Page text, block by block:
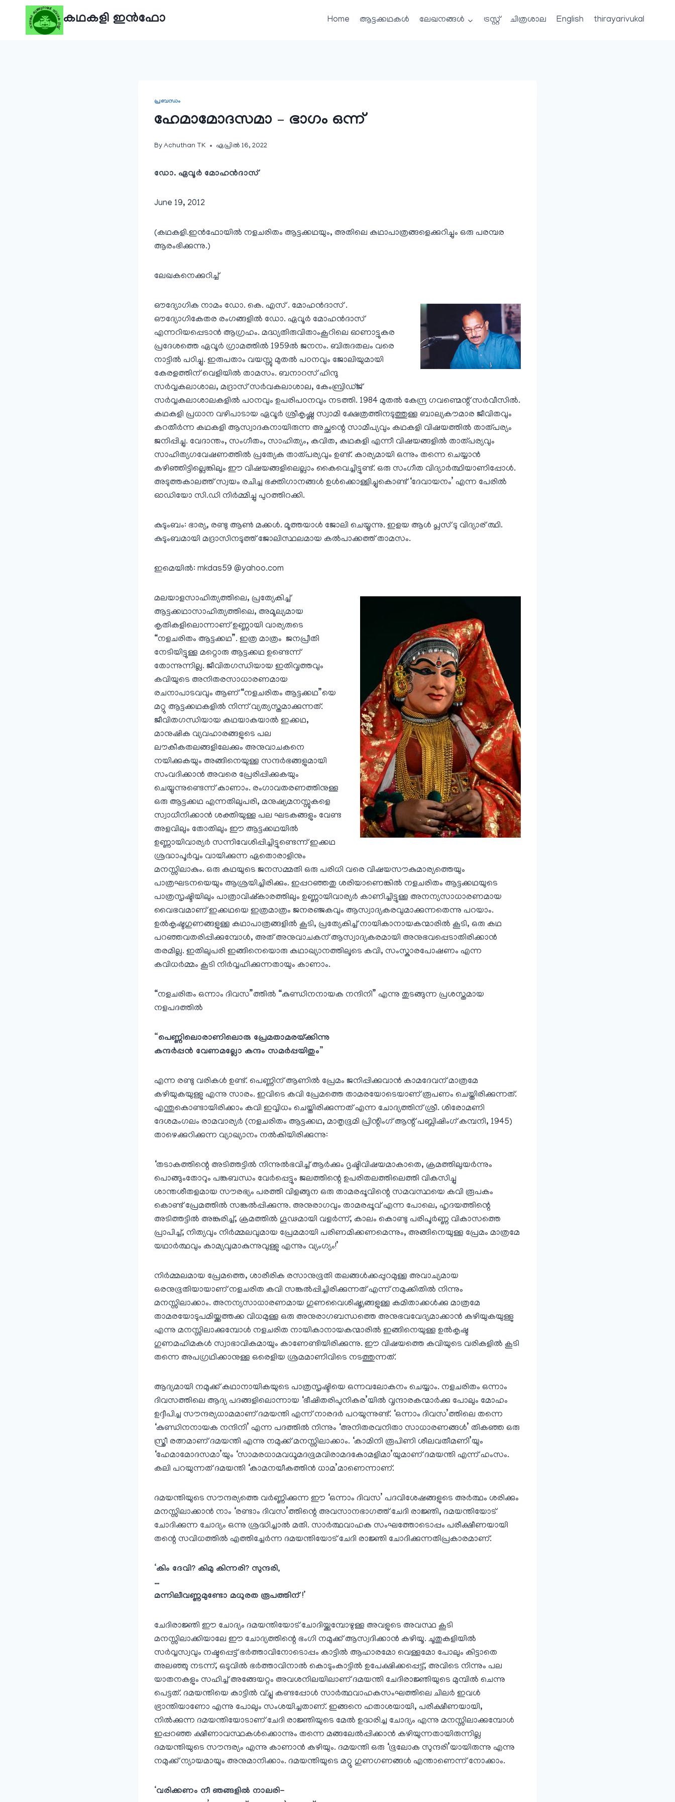
content
കഥകളി ഇൻഫോ Home ആട്ടക്കഥകൾ ലേഖനങ്ങൾ ട്രസ്റ്റ് ചിത്രശാല English thirayarivukal
പ്രബന്ധം
ഹേമാമോദസമാ – ഭാഗം ഒന്ന്
By Achuthan TK ഏപ്രിൽ 16, 2022
ഡോ. ഏവൂർ മോഹൻദാസ്‌
June 19, 2012
(കഥകളി.ഇന്‍ഫോയില്‍ നളചരിതം ആട്ടക്കഥയും, അതിലെ കഥാപാത്രങ്ങളെക്കുറിച്ചും ഒരു പരമ്പര
ആരംഭിക്കുന്നു.)
ലേഖകനെക്കുറിച്ച്
ഔദ്യോഗിക നാമം ഡോ. കെ. എസ്‌ . മോഹന്‍ദാസ്‌ .
ഔദ്യോഗികേതര രംഗങ്ങളില്‍ ഡോ. ഏവൂര്‍ മോഹന്‍ദാസ്‌
എന്നറിയപ്പെടാന്‍ ആഗ്രഹം. മദ്ധ്യതിരുവിതാംകൂറിലെ ഓണാട്ടുകര
പ്രദേശത്തെ ഏവൂര്‍ ഗ്രാമത്തില്‍ 1959ല്‍ ജനനം. ബിരുദതലം വരെ
നാട്ടില്‍ പഠിച്ചു. ഇരുപതാം വയസ്സു മുതല്‍ പഠനവും ജോലിയുമായി
കേരളത്തിന്‌ വെളിയില്‍ താമസം. ബനാറസ്‌ ഹിന്ദു
സര്‍വ്വകലാശാല, മദ്രാസ്‌ സര്‍വകലാശാല, കേംബ്രിഡ്ജ്‌
സര്‍വ്വകലാശാലകളില്‍ പഠനവും ഉപരിപഠനവും നടത്തി. 1984 മുതല്‍ കേന്ദ്ര ഗവണ്മെന്റ് സർവീസിൽ.
കഥകളി പ്രധാന വഴിപാടായ ഏവൂര്‍ ശ്രീകൃഷ്ണ സ്വാമി ക്ഷേത്രത്തിനടുത്തുള്ള ബാല്യകൗമാര ജീവിതവും
കറതീര്‍ന്ന കഥകളി ആസ്വാദകനായിരുന്ന അച്ഛന്റെ സാമീപ്യവും കഥകളി വിഷയത്തില്‍ താത്പര്യം
ജനിപ്പിച്ചു. വേദാന്തം, സംഗീതം, സാഹിത്യം, കവിത, കഥകളി എന്നീ വിഷയങ്ങളില്‍ താത്പര്യവും
സാഹിത്യഗവേഷണത്തില്‍ പ്രത്യേക താത്പര്യവും ഉണ്ട്‌. കാര്യമായി ഒന്നും തന്നെ ചെയ്യാന്‍
കഴിഞ്ഞിട്ടില്ലെങ്കിലും ഈ വിഷയങ്ങളിലെല്ലാം കൈവെച്ചിട്ടുണ്ട്‌. ഒരു സംഗീത വിദ്യാര്‍ത്ഥിയാണിപ്പോള്‍.
അടുത്തകാലത്ത്‌ സ്വയം രചിച്ച ഭക്തിഗാനങ്ങള്‍ ഉള്‍ക്കൊള്ളിച്ചുകൊണ്ട്‌ ‘ദേവായനം’ എന്ന പേരില്‍
ഓഡിയോ സി.ഡി നിര്‍മ്മിച്ചു പുറത്തിറക്കി.
കുടുംബം: ഭാര്യ, രണ്ടു ആണ്‍ മക്കള്‍. മൂത്തയാള്‍ ജോലി ചെയ്യുന്നു. ഇളയ ആള്‍ പ്ലസ്‌ ടു വിദ്യാര്‌ ത്ഥി.
കുടുംബമായി മദ്രാസിനടുത്ത്‌ ജോലിസ്ഥലമായ കല്‍പാക്കത്ത്‌ താമസം.
ഇമെയില്‍: mkdas59 @yahoo.com
മലയാളസാഹിത്യത്തിലെ, പ്രത്യേകിച്ച്‌
ആട്ടക്കഥാസാഹിത്യത്തിലെ, അമൂല്യമായ
കൃതികളിലൊന്നാണ്‌ ഉണ്ണായി വാര്യരുടെ
“നളചരിതം ആട്ടക്കഥ”. ഇത്ര മാത്രം ജനപ്രീതി
നേടിയിട്ടുള്ള മറ്റൊരു ആട്ടക്കഥ ഉണ്ടെന്ന്‌
തോന്നുന്നില്ല. ജീവിതഗന്ധിയായ ഇതിവൃത്തവും
കവിയുടെ അനിതരസാധാരണമായ
രചനാപാടവവും ആണ്‌ “നളചരിതം ആട്ടക്കഥ”യെ
മറ്റു ആട്ടക്കഥകളില്‍ നിന്ന്‌ വ്യത്യസ്തമാക്കുന്നത്‌.
ജീവിതഗന്ധിയായ കഥയാകയാല്‍ ഇക്കഥ,
മാനുഷിക വ്യവഹാരങ്ങളുടെ പല
ലൗകീകതലങ്ങളിലേക്കും അനുവാചകനെ
നയിക്കുകയും അങ്ങിനെയുള്ള സന്ദര്‍ഭങ്ങളുമായി
സംവദിക്കാന്‍ അവരെ പ്രേരിപ്പിക്കുകയും
ചെയ്യുന്നുണ്ടെന്ന്‌ കാണാം. രംഗാവതരണത്തിനുള്ള
ഒരു ആട്ടക്കഥ എന്നതിലുപരി, മനുഷ്യമനസ്സുകളെ
സ്വാധീനിക്കാന്‍ ശക്തിയുള്ള പല ഘടകങ്ങളും വേണ്ട
അളവിലും തോതിലും ഈ ആട്ടക്കഥയില്‍
ഉണ്ണായിവാര്യര്‍ സന്നിവേശിപ്പിച്ചിട്ടുണ്ടെന്ന് ഇക്കഥ
ശ്രദ്ധാപൂര്‍വ്വം വായിക്കുന്ന ഏതൊരാളിനും
മനസ്സിലാകും. ഒരു കഥയുടെ ജനസമ്മതി ഒരു പരിധി വരെ വിഷയസൗകുമാര്യത്തെയും
പാത്രഘടനയെയും ആശ്രയിച്ചിരിക്കും. ഇപ്പറഞ്ഞതു ശരിയാണെങ്കില്‍ നളചരിതം ആട്ടക്കഥയുടെ
പാത്രസൃഷ്ടിയിലും പാത്രാവിഷ്കാരത്തിലും ഉണ്ണായിവാര്യര്‍ കാണിച്ചിട്ടുള്ള അനന്യസാധാരണമായ
വൈഭവമാണ്‌ ഇക്കഥയെ ഇത്രമാത്രം ജനരഞ്ജകവും ആസ്വാദ്യകരവുമാക്കുന്നതെന്നു പറയാം.
ഉല്‍കൃഷ്ടഗുണങ്ങളുള്ള കഥാപാത്രങ്ങളില്‍ കൂടി, പ്രത്യേകിച്ച്‌ നായികാനായകന്മാരില്‍ കൂടി, ഒരു കഥ
പറഞ്ഞവതരിപ്പിക്കുമ്പോള്‍, അത്‌ അനുവാചകന്‌ ആസ്വാദ്യകരമായി അനുഭവപ്പെടാതിരിക്കാന്‍
തരമില്ല. ഇതിലുപരി ഇങ്ങിനെയൊരു കഥാഖ്യാനത്തിലൂടെ കവി, സംസ്കാരപോഷണം എന്ന
കവിധര്‍മ്മം കൂടി നിര്‍വ്വഹിക്കുന്നതായും കാണാം.
“നളചരിതം ഒന്നാം ദിവസ”ത്തില്‍ “കുണ്ഡിനനായക നന്ദിനി” എന്നു തുടങ്ങുന്ന പ്രശസ്തമായ
നളപദത്തില്‍
“പെണ്ണിലൊരാണിലൊരു പ്രേമതാമരയ്ക്കിന്നു
കന്ദര്‍പ്പന്‍ വേണമല്ലോ കന്ദം സമര്‍പ്പയിതും”
എന്ന രണ്ടു വരികള്‍ ഉണ്ട്‌. പെണ്ണിന്‌ ആണില്‍ പ്രേമം ജനിപ്പിക്കുവാന്‍ കാമദേവന്‌ മാത്രമേ
കഴിയുകയുള്ളു എന്നു സാരം. ഇവിടെ കവി പ്രേമത്തെ താമരയോടെയാണ്‌ രൂപണം ചെയ്തിരിക്കുന്നത്‌.
എന്തുകൊണ്ടായിരിക്കാം കവി ഇവ്വിധം ചെയ്തിരിക്കുന്നത്‌ എന്ന ചോദ്യത്തിന്‌ ശ്രീ. ശിരോമണി
ദേശമംഗലം രാമവാര്യര്‍ (നളചരിതം ആട്ടക്കഥ, മാതൃഭൂമി പ്രിന്റിംഗ്‌ ആന്റ്‌ പബ്ലിഷിംഗ്‌ കമ്പനി, 1945)
താഴെക്കുറിക്കുന്ന വ്യാഖ്യാനം നല്‍കിയിരിക്കുന്നു:
‘തടാകത്തിന്റെ അടിത്തട്ടില്‍ നിന്നുല്‍ഭവിച്ച്‌ ആര്‍ക്കും ദൃഷ്ടിവിഷയമാകാതെ, ക്രമത്തിലുയര്‍ന്നും
പൊങ്ങുംതോറും പങ്കബന്ധം വേര്‍പ്പെട്ടും ജലത്തിന്റെ ഉപരിതലത്തിലെത്തി വികസിച്ചു
ശാന്തശീതളമായ സൗരഭ്യം പരത്തി വിളങ്ങുന ഒരു താമരപ്പൂവിന്റെ സമവസ്ഥയെ കവി രൂപകം
കൊണ്ട്‌ പ്രേമത്തില്‍ സങ്കല്‍പ്പിക്കുന്നു. അനുരാഗവും താമരപ്പൂവ്‌ എന്ന പോലെ, ഹൃദയത്തിന്റെ
അടിത്തട്ടില്‍ അങ്കുരിച്ച്‌, ക്രമത്തില്‍ ഗൂഢമായി വളര്‍ന്ന്, കാലം കൊണ്ടു പരിപൂര്‍ണ്ണ വികാസത്തെ
പ്രാപിച്ച്‌, നിത്യവും നിര്‍മ്മലവുമായ പ്രേമമായി പരിണമിക്കണമെന്നും, അങ്ങിനെയുള്ള പ്രേമം മാത്രമേ
യഥാര്‍ത്ഥവും കാമ്യവുമാകുന്നുവുള്ളു എന്നും വ്യംഗ്യം!’
നിര്‍മ്മലമായ പ്രേമത്തെ, ശാരീരിക രസാനുഭൂതി തലങ്ങള്‍ക്കപ്പുറമുള്ള അവാച്യമായ
ഒരനുഭൂതിയായാണ്‌ നളചരിത കവി സങ്കല്‍പ്പിച്ചിരിക്കുന്നത്‌ എന്ന് നമുക്കിതില്‍ നിന്നും
മനസ്സിലാക്കാം. അനന്യസാധാരണമായ ഗുണവൈശിഷ്ട്യങ്ങളുള്ള കമിതാക്കള്‍ക്കു മാത്രമേ
താമരയോടുപമിയ്ക്കത്തക്ക വിധമുള്ള ഒരു അനുരാഗബന്ധത്തെ അനുഭവവേദ്യമാക്കാന്‍ കഴിയുകയുള്ളു
എന്നു മനസ്സിലാക്കുമ്പോള്‍ നളചരിത നായികാനായകന്മാരില്‍ ഇങ്ങിനെയുള്ള ഉല്‍കൃഷ്ട
ഗുണമഹിമകള്‍ സ്വാഭാവികമായും കാണേണ്ടിയിരിക്കുന്നു. ഈ വിഷയത്തെ കവിയുടെ വരികളില്‍ കൂടി
തന്നെ അപഗ്രഥിക്കാനുള്ള ഒരെളിയ ശ്രമമാണിവിടെ നടത്തുന്നത്‌.
ആദ്യമായി നമുക്ക്‌ കഥാനായികയുടെ പാത്രസൃഷ്ടിയെ ഒന്നവലോകനം ചെയ്യാം. നളചരിതം ഒന്നാം
ദിവസത്തിലെ ആദ്യ പദങ്ങളിലൊന്നായ ‘ഭീഷിതരിപുനികര’യില്‍ വൃന്ദാരകന്മാര്‍ക്കു പോലും മോഹം
ഉദ്ദീപിച്ച സൗന്ദര്യധാമമാണ്‌ ദമയന്തി എന്ന് നാരദര്‍ പറയുന്നുണ്ട്‌. ‘ഒന്നാം ദിവസ’ത്തിലെ തന്നെ
‘കുണ്ഡിനനായക നന്ദിനി’ എന്ന പദത്തില്‍ നിന്നും ‘അനിതരവനിതാ സാധാരണങ്ങള്‍’ തികഞ്ഞ ഒരു
സ്ത്രീ രത്നമാണ്‌ ദമയന്തി എന്നു നമുക്ക്‌ മനസ്സിലാക്കാം. ‘കാമിനി രൂപിണി ശീലവതീമണി’യും
‘ഹേമാമോദസമാ’യും ‘സാമരധാമവധൂമദഭൂമവിരാമദകോമളിമാ’യുമാണ്‌ ദമയന്തി എന്ന് ഹംസം.
കലി പറയുന്നത്‌ ദമയന്തി ‘കാമനയീകത്തിന്‍ ധാമ’മാണെന്നാണ്‌.
ദമയന്തിയുടെ സൗന്ദര്യത്തെ വര്‍ണ്ണിക്കുന്ന ഈ ‘ഒന്നാം ദിവസ’ പദവിശേഷങ്ങളുടെ അര്‍ത്ഥം ശരിക്കും
മനസ്സിലാക്കാന്‍ നാം ‘രണ്ടാം ദിവസ’ത്തിന്റെ അവസാനഭാഗത്ത്‌ ചേദി രാജ്ഞി, ദമയന്തിയോട്‌
ചോദിക്കുന്ന ചോദ്യം ഒന്നു ശ്രദ്ധിച്ചാല്‍ മതി. സാര്‍ത്ഥവാഹക സംഘത്തോടൊപ്പം പരീക്ഷീണയായി
തന്റെ സവിധത്തില്‍ എത്തിച്ചേര്‍ന്ന ദമയന്തിയോട്‌ ചേദി രാജ്ഞി ചോദിക്കുന്നതിപ്രകാരമാണ്‌.
‘കിം ദേവി? കിമു കിന്നരി? സുന്ദരി,
…
മന്നിലീവണ്ണമുണ്ടോ മധുരത രൂപത്തിന് !’
ചേദിരാജ്ഞി ഈ ചോദ്യം ദമയന്തിയോട്‌ ചോദിയ്ക്കുമ്പോഴുള്ള അവളുടെ അവസ്ഥ കൂടി
മനസ്സിലാക്കിയാലേ ഈ ചോദ്യത്തിന്റെ ഭംഗി നമുക്ക്‌ ആസ്വദിക്കാന്‍ കഴിയൂ. ചൂതുകളിയില്‍
സര്‍വ്വസ്വവും നഷ്ടപ്പെട്ട്‌ ഭര്‍ത്താവിനോടൊപ്പം കാട്ടില്‍ ആഹാരമോ വെള്ളമോ പോലും കിട്ടാതെ
അലഞ്ഞു നടന്ന്, ഒടുവില്‍ ഭര്‍ത്താവിനാല്‍ കൊടുംകാട്ടില്‍ ഉപേക്ഷിക്കപ്പെട്ട്‌, അവിടെ നിന്നും പല
യാതനകളും സഹിച്ച്‌ അങ്ങേയറ്റം അവശനിലയിലാണ്‌ ദമയന്തി ചേദിരാജ്ഞിയുടെ മുമ്പില്‍ ചെന്നു
പെട്ടത്‌. ദമയന്തിയെ കാട്ടില്‍ വ്ച്ചു കണ്ടപ്പോള്‍ സാര്‍ത്ഥവാഹകസംഘത്തിലെ ചിലര്‍ ഇവള്‍
ഭ്രാന്തിയാണോ എന്നു പോലും സംശയിച്ചതാണ്‌. ഇങ്ങനെ ഹതാശയായി, പരീക്ഷീണയായി,
നില്‍ക്കുന്ന ദമയന്തിയോടാണ്‌ ചേദി രാജ്ഞിയുടെ മേല്‍ ഉദ്ധരിച്ച ചോദ്യം എന്നു മനസ്സിലാക്കുമ്പോള്‍
ഇപ്പറഞ്ഞ ക്ഷീണാവസ്ഥകള്‍ക്കൊന്നും തന്നെ മങ്ങലേല്‍പ്പിക്കാന്‍ കഴിയുന്നതായിരുന്നില്ല
ദമയന്തിയുടെ സൗന്ദര്യം എന്നു കാണാന്‍ കഴിയും. ദമയന്തി ഒരു ‘ഭൂലോക സുന്ദരി’യായിരുന്നു എന്നു
നമുക്ക്‌ ന്യായമായും അനുമാനിക്കാം. ദമയന്തിയുടെ മറ്റു ഗുണഗണങ്ങള്‍ എന്താണെന്ന് നോക്കാം.
‘വരിക്കണം നീ ഞങ്ങളില്‍ നാലരി-